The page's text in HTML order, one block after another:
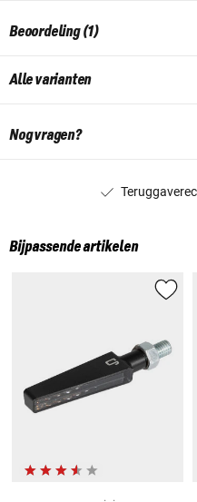
Beoordeling (1)
Alle varianten
Nog vragen?
Bijpassende artikelen